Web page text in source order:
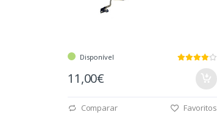
Disponível
11,00€
Comparar Favoritos